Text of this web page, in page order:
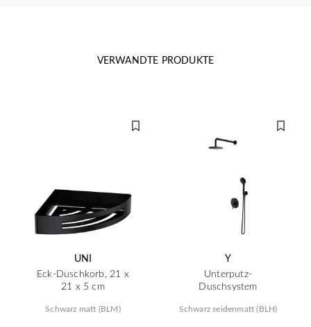
VERWANDTE PRODUKTE
UNI
Eck-Duschkorb, 21 x
21 x 5 cm
Schwarz matt (BLM)
Y
Unterputz-
Duschsystem
Schwarz seidenmatt (BLH)